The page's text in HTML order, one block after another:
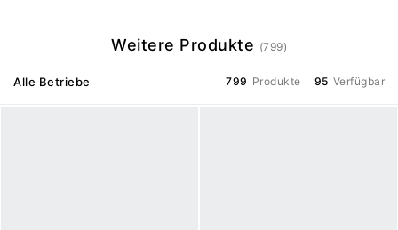
Weitere Produkte (799)
Alle Betriebe 799 Produkte 95 Verfügbar